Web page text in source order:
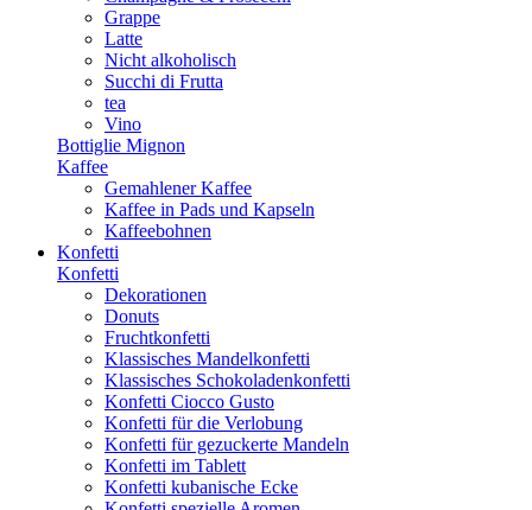
Grappe
Latte
Nicht alkoholisch
Succhi di Frutta
tea
Vino
Bottiglie Mignon
Kaffee
Gemahlener Kaffee
Kaffee in Pads und Kapseln
Kaffeebohnen
Konfetti
Konfetti
Dekorationen
Donuts
Fruchtkonfetti
Klassisches Mandelkonfetti
Klassisches Schokoladenkonfetti
Konfetti Ciocco Gusto
Konfetti für die Verlobung
Konfetti für gezuckerte Mandeln
Konfetti im Tablett
Konfetti kubanische Ecke